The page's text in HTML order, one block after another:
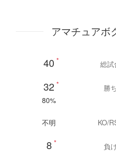
アマチュアボ
40 * 総試
32 *
80%
勝ち
不明 KO/
8 * 負